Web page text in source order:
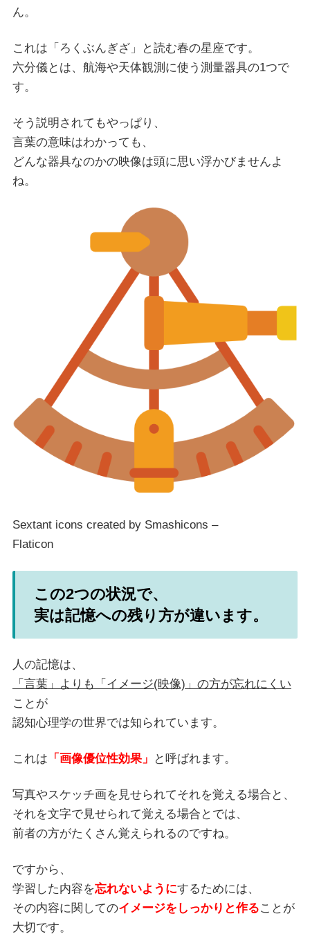
ん。
これは「ろくぶんぎざ」と読む春の星座です。
六分儀とは、航海や天体観測に使う測量器具の1つで
す。
そう説明されてもやっぱり、
言葉の意味はわかっても、
どんな器具なのかの映像は頭に思い浮かびませんよ
ね。
Sextant icons created by Smashicons –
Flaticon
この2つの状況で、
実は記憶への残り方が違います。
人の記憶は、
「言葉」よりも「イメージ(映像)」の方が忘れにくい
ことが
認知心理学の世界では知られています。
これは 「画像優位性効果」 と呼ばれます。
写真やスケッチ画を見せられてそれを覚える場合と、
それを文字で見せられて覚える場合とでは、
前者の方がたくさん覚えられるのですね。
ですから、
学習した内容を忘れないようにするためには、
その内容に関してのイメージをしっかりと作ることが
大切です。